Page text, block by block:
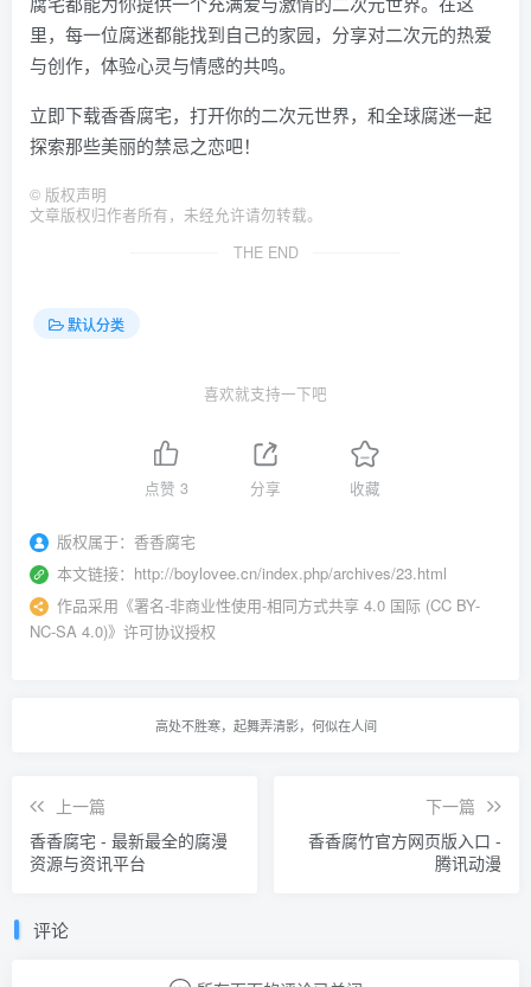
里，每一位腐迷都能找到自己的家园，分享对二次元的热爱
与创作，体验心灵与情感的共鸣。
立即下载香香腐宅，打开你的二次元世界，和全球腐迷一起
探索那些美丽的禁忌之恋吧！
© 版权声明
文章版权归作者所有，未经允许请勿转载。
THE END
默认分类
喜欢就支持一下吧
点赞 3 分享 收藏
版权属于： 香香腐宅
本文链接： http://boylovee.cn/index.php/archives/23.html
作品采用 《署名-非商业性使用-相同方式共享 4.0 国际 (CC BY-
NC-SA 4.0)》许可协议授权
高处不胜寒，起舞弄清影，何似在人间
上一篇
香香腐宅 - 最新最全的腐漫
资源与资讯平台
下一篇
香香腐竹官方网页版入口 -
腾讯动漫
评论